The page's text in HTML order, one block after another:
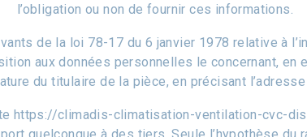
l’obligation ou non de fournir ces informations.
de la loi 78-17 du 6 janvier 1978 relative à
aux données personnelles le concernant,
du titulaire de la pièce, en précisant
https://climadis-climatisation-ventilation-cvc-